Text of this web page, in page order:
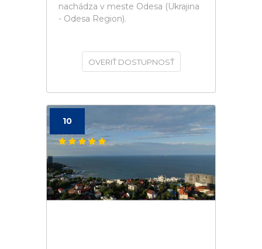
nachádza v meste Odesa (Ukrajina
- Odesa Region).
OVERIŤ DOSTUPNOSŤ
10